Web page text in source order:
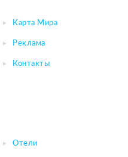
Карта Мира
Реклама
Контакты
Отели